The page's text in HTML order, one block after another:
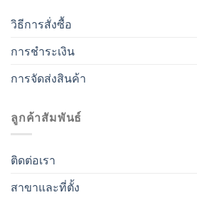
วิธีการสั่งซื้อ
การชำระเงิน
การจัดส่งสินค้า
ลูกค้าสัมพันธ์
ติดต่อเรา
สาขาและที่ตั้ง